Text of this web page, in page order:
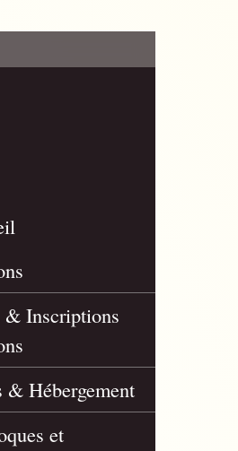
& Inscriptions
& Hébergement
et